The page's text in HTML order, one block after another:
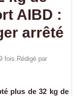
AIBD :
arrêté
fois Rédigé par
plus de 32 kg de